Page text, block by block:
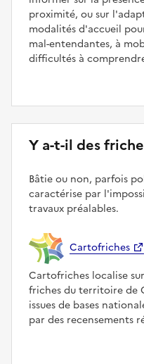
proximité, ou sur
modalités d'accueil
mal-entendantes, à
difficultés à
Y a-t-il des
Bâtie ou non, parfois
caractérise par
travaux préalables.
Cartofriches
Cartofriches localise
friches du territoire de
issues de bases
par des recensements